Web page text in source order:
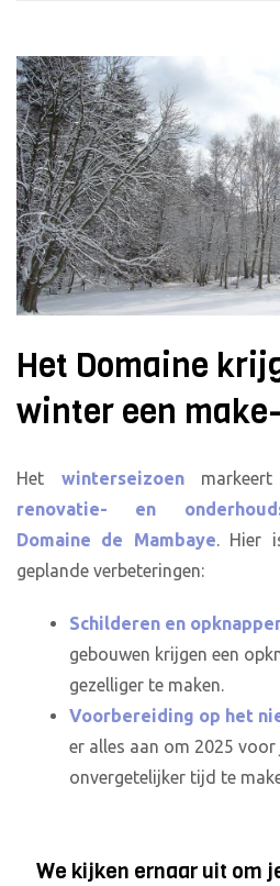
Het Domaine
winter een
Het winterseizoenmarkeert
renovatie- en
Domaine de Mambaye. Hier
geplande verbeteringen:
Schilderen en
gebouwen krijgen een
gezelliger te maken.
Voorbereiding op het
er alles aan om 2025 voor
onvergetelijker tijd te
We kijken ernaar uit om